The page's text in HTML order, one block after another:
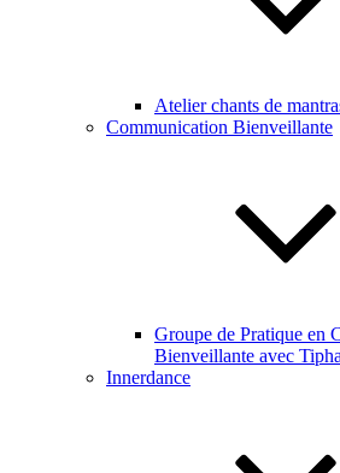
Atelier chants de
Communication Bienveillante
Groupe de Pratique en
Bienveillante avec
Innerdance